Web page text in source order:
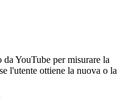
YouTube per misurare la
l'utente ottiene la nuova o la